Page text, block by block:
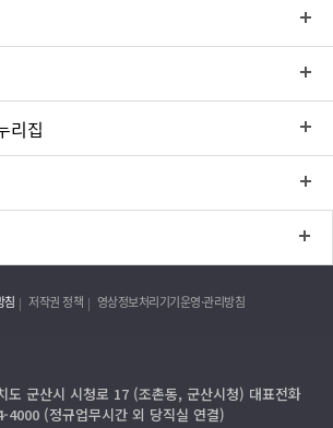
리집
침 저작권 정책 영상정보처리기기운영·관리방침
도 군산시 시청로 17 (조촌동, 군산시청) 대표전화
4000 (정규업무시간 외 당직실 연결)